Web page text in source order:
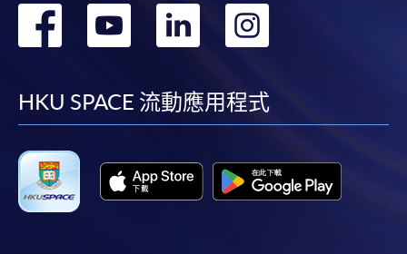
轉
facebook
轉
youtube
轉
linkedin
轉
HKU SPACE 流動應用程式